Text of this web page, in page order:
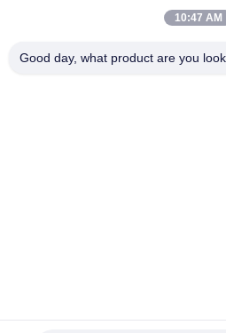
38 Λεωφόρος Shafu, πόλη
10:47 AM
Good day, what product are you